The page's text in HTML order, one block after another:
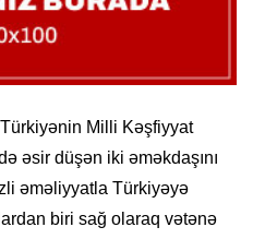
Milli Kəşfiyyat
əsir düşən iki əməkdaşını
əməliyyatla Türkiyəyə
biri sağ olaraq vətənə